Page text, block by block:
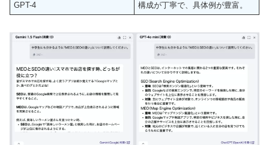
GPT-4 構成が丁寧で、具体例が豊富。